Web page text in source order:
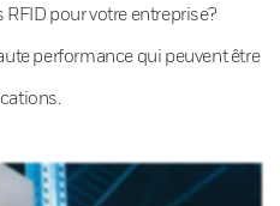
pour votre entreprise?
performance qui peuvent être